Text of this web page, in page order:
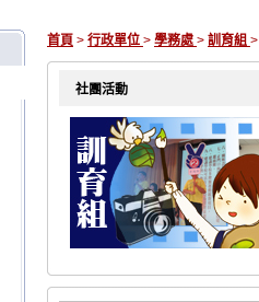
首頁 > 行政單位 > 學務處 > 訓育組 >
社團活動